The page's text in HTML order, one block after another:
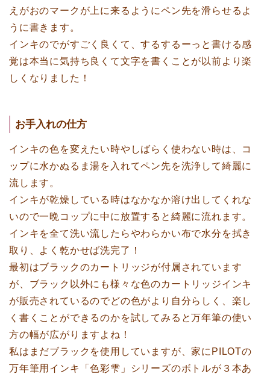
えがおのマークが上に来るようにペン先を滑らせるよ
うに書きます。
インキのでがすごく良くて、するするーっと書ける感
覚は本当に気持ち良くて文字を書くことが以前より楽
しくなりました！
お手入れの仕方
インキの色を変えたい時やしばらく使わない時は、コ
ップに水かぬるま湯を入れてペン先を洗浄して綺麗に
流します。
インキが乾燥している時はなかなか溶け出してくれな
いので一晩コップに中に放置すると綺麗に流れます。
インキを全て洗い流したらやわらかい布で水分を拭き
取り、よく乾かせば洗完了！
最初はブラックのカートリッジが付属されています
が、ブラック以外にも様々な色のカートリッジインキ
が販売されているのでどの色がより自分らしく、楽し
く書くことができるのかを試してみると万年筆の使い
方の幅が広がりますよね！
私はまだブラックを使用していますが、家にPILOTの
万年筆用インキ「色彩雫」シリーズのボトルが３本あ